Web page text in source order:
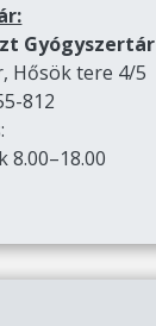
Gyógyszertár
Hősök tere 4/5
812